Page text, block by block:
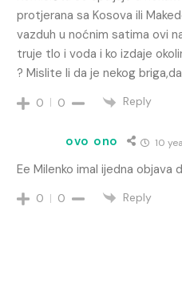
protjerana sa Kosova ili
vazduh u noćnim satima ovi
truje tlo i voda i ko izdaje
? Mislite li da je nekog
0 0 Reply
ovo ono 10
Ee Milenko imal ijedna objava
0 0 Reply